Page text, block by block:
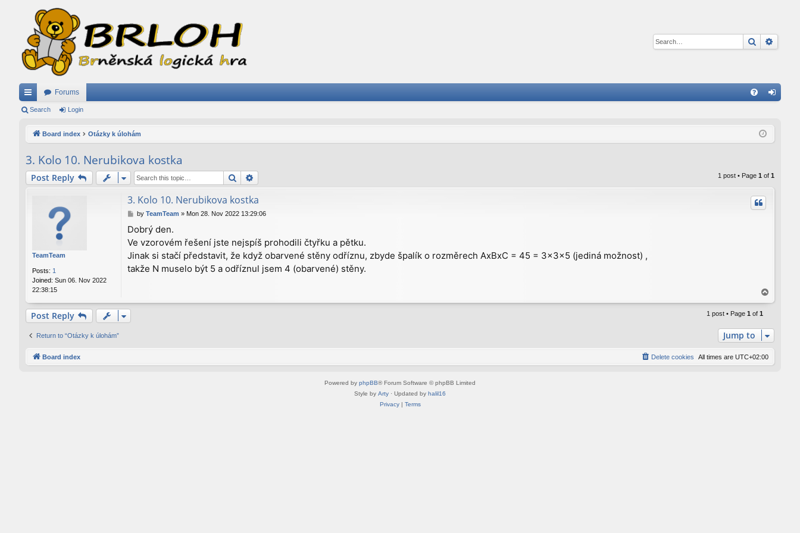
Search
ui
ks
Forums
in
Search Login
Board index Otázky k úlohám
3. Kolo 10. Nerubikova kostka
Post Reply Search 1 post • Page 1 of 1
TeamTeam
Posts: 1
Joined: Sun 06. Nov 2022
22:38:15
3. Kolo 10. Nerubikova kostka
P
s
t
by TeamTeam » Mon 28. Nov 2022 13:29:06
Dobrý den.
Ve vzorovém řešení jste nejspíš prohodili čtyřku a pětku.
Jinak si stačí představit, že když obarvené stěny odříznu, zbyde špalík o rozměrech AxBxC = 45 = 3x3x5 (jediná možnost) ,
takže N muselo být 5 a odříznul jsem 4 (obarvené) stěny.
o
Post Reply 1 post • Page 1 of 1
Return to “Otázky k úlohám” Jump to
Board index All times are UTC+02:00
Delete cookies
Powered by phpBB® Forum Software © phpBB Limited
Style by Arty · Updated by halil16
Privacy| Terms